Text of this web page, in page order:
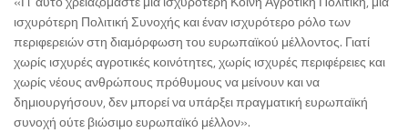
ισχυρότερη Πολιτική Συνοχής και έναν ισχυρότερο ρόλο των
περιφερειών στη διαμόρφωση του ευρωπαϊκού μέλλοντος. Γιατί
χωρίς ισχυρές αγροτικές κοινότητες, χωρίς ισχυρές περιφέρειες και
χωρίς νέους ανθρώπους πρόθυμους να μείνουν και να
δημιουργήσουν, δεν μπορεί να υπάρξει πραγματική ευρωπαϊκή
συνοχή ούτε βιώσιμο ευρωπαϊκό μέλλον».